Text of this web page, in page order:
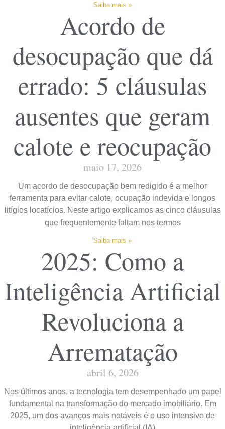
Saiba mais »
Acordo de
desocupação que dá
errado: 5 cláusulas
ausentes que geram
calote e reocupação
maio 17, 2026
Um acordo de desocupação bem redigido é a melhor
ferramenta para evitar calote, ocupação indevida e longos
litígios locatícios. Neste artigo explicamos as cinco cláusulas
que frequentemente faltam nos termos
Saiba mais »
2025: Como a
Inteligência Artificial
Revoluciona a
Arrematação
abril 6, 2026
Nos últimos anos, a tecnologia tem desempenhado um papel
fundamental na transformação do mercado imobiliário. Em
2025, um dos avanços mais notáveis é o uso intensivo de